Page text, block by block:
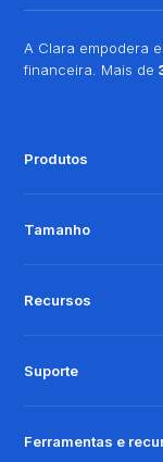
A Clara empodera
financeira. Mais de
Produtos
Tamanho
Recursos
Suporte
Ferramentas e